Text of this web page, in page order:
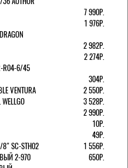
7 990Р.
1 976Р.
2 982Р.
2 274Р.
6/45
304Р.
VENTURA
2 550Р.
3 528Р.
2 990Р.
10Р.
49Р.
SC-STH02
1 556Р.
2-970
650Р.